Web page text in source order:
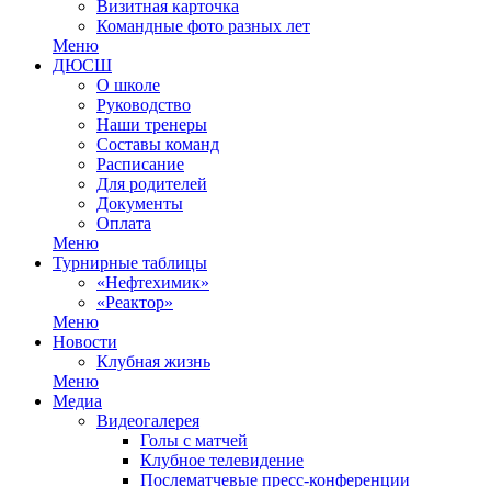
Визитная карточка
Командные фото разных лет
Меню
ДЮСШ
О школе
Руководство
Наши тренеры
Составы команд
Расписание
Для родителей
Документы
Оплата
Меню
Турнирные таблицы
«Нефтехимик»
«Реактор»
Меню
Новости
Клубная жизнь
Меню
Медиа
Видеогалерея
Голы с матчей
Клубное телевидение
Послематчевые пресс-конференции